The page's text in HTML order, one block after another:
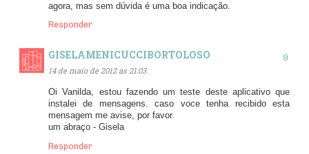
agora, mas sem dúvida é uma boa indicação.
Responder
GISELAMENICUCCIBORTOLOSO
14 de maio de 2012 às 21:03
Oi Vanilda, estou fazendo um teste deste aplicativo que
instalei de mensagens. caso voce tenha recibido esta
mensagem me avise, por favor.
um abraço - Gisela
Responder